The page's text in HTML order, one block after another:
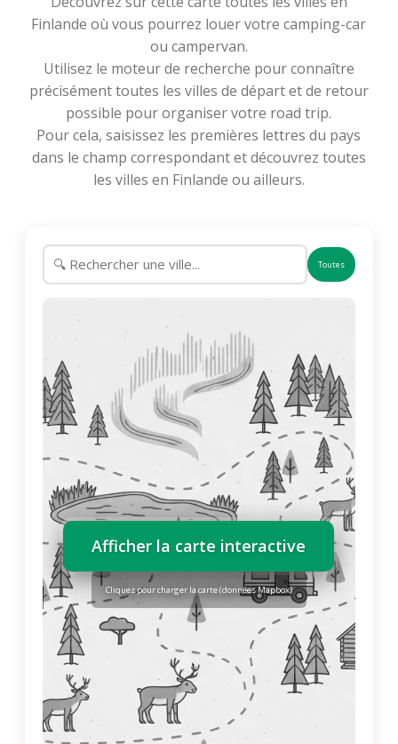
Finlande où vous pourrez louer votre camping-car
ou campervan.
Utilisez le moteur de recherche pour connaître
précisément toutes les villes de départ et de retour
possible pour organiser votre road trip.
Pour cela, saisissez les premières lettres du pays
dans le champ correspondant et découvrez toutes
les villes en Finlande ou ailleurs.
Toutes
Afficher la carte interactive
Cliquez pour charger la carte (données Mapbox)